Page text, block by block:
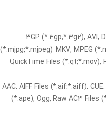
3GP (*.3gp;*.3g2), AVI,
(*.mjpg;*.mjpeg), MKV, MPEG
QuickTime Files (*.qt;*.mov),
AAC, AIFF Files (*.aif;*.aiff),
(*.ape), Ogg, Raw AC3 Files